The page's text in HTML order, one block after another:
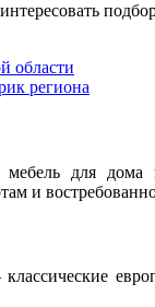
области
региона
для дома
и